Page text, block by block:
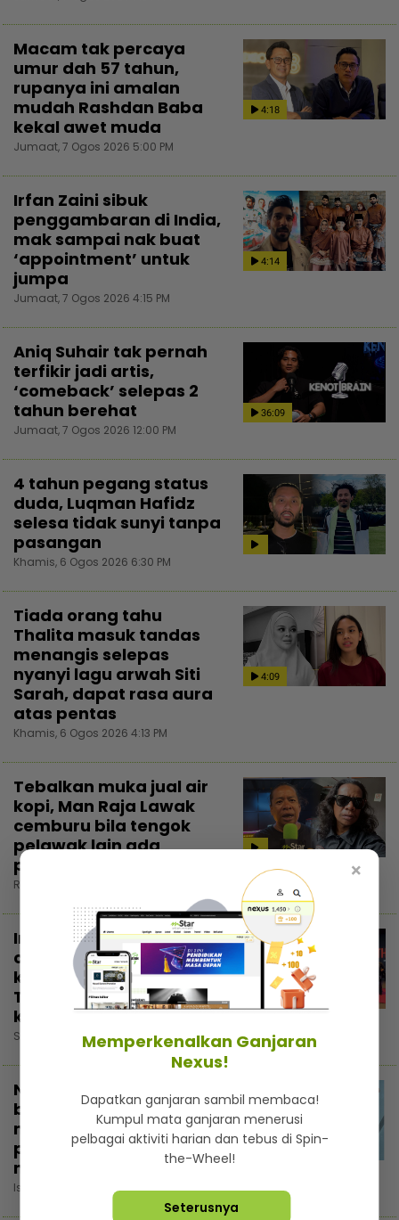
4:18
Macam tak percaya
umur dah 57 tahun,
rupanya ini amalan
mudah Rashdan Baba
kekal awet muda
Jumaat, 7 Ogos 2026 5:00 PM
4:14
Irfan Zaini sibuk
penggambaran di India,
mak sampai nak buat
‘appointment’ untuk
jumpa
Jumaat, 7 Ogos 2026 4:15 PM
36:09
Aniq Suhair tak pernah
terfikir jadi artis,
‘comeback’ selepas 2
tahun berehat
Jumaat, 7 Ogos 2026 12:00 PM
4 tahun pegang status
duda, Luqman Hafidz
selesa tidak sunyi tanpa
pasangan
Khamis, 6 Ogos 2026 6:30 PM
4:09
Tiada orang tahu
Thalita masuk tandas
menangis selepas
nyanyi lagu arwah Siti
Sarah, dapat rasa aura
atas pentas
Khamis, 6 Ogos 2026 4:13 PM
Tebalkan muka jual air
kopi, Man Raja Lawak
cemburu bila tengok
pelawak lain ada
perniagaan
Rabu, 5 Ogos 2026 7:30 PM
Intan Serah memilih
calon suami, cari lelaki
kaya dan kacak...
Trauma pengalaman
kahwin rakan
Selasa, 4 Ogos 2026 7:30 PM
Nadzmi Adhwa bagi
bantuan bukan untuk
menunjuk, niat cari
pahala... Kongsi di
media sosial elak fitnah
Isnin, 3 Ogos 2026 5:30 PM
×
Memperkenalkan Ganjaran
Nexus!
Dapatkan ganjaran sambil membaca!
Kumpul mata ganjaran menerusi
pelbagai aktiviti harian dan tebus di Spin-
the-Wheel!
Seterusnya